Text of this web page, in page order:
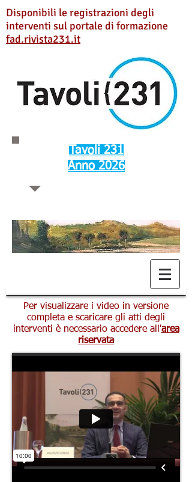
Disponibili le registrazioni degli
interventi sul portale di formazione
fad.rivista231.it
Tavoli 231
Anno 2026
Per visualizzare i video in versione
completa e scaricare gli atti degli
interventi è necessario accedere all'area
riservata